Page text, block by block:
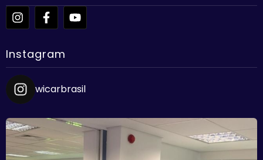
Instagram
wicarbrasil